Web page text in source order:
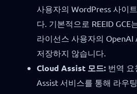
사용자의 WordPress 사이
다. 기본적으로 REEID GCE
라이선스 사용자의 OpenAI
저장하지 않습니다.
Cloud Assist 모드: 번역 요
Assist 서비스를 통해 라우